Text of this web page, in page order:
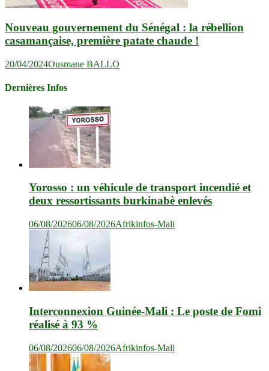
Nouveau gouvernement du Sénégal : la rébellion
casamançaise, première patate chaude !
20/04/2024Ousmane BALLO
Dernières Infos
Yorosso : un véhicule de transport incendié et
deux ressortissants burkinabè enlevés
06/08/202606/08/2026Afrikinfos-Mali
Interconnexion Guinée-Mali : Le poste de Fomi
réalisé à 93 %
06/08/202606/08/2026Afrikinfos-Mali